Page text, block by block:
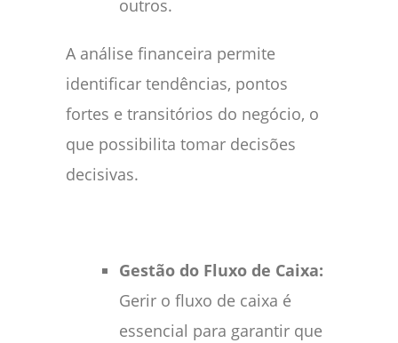
outros.
A análise financeira permite
identificar tendências, pontos
fortes e transitórios do negócio, o
que possibilita tomar decisões
decisivas.
Gestão do Fluxo de Caixa:
Gerir o fluxo de caixa é
essencial para garantir que